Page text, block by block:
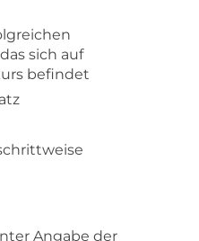
sich auf
befindet
Angabe der